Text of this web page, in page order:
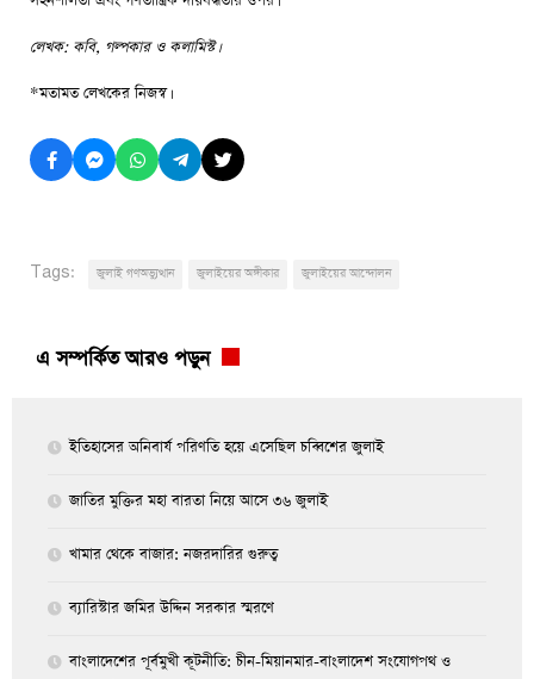
লেখক: কবি, গল্পকার ও কলামিস্ট।
*মতামত লেখকের নিজস্ব।
Tags: জুলাই গণঅভ্যুত্থান জুলাইয়ের অঙ্গীকার জুলাইয়ের আন্দোলন
এ সম্পর্কিত আরও পড়ুন
ইতিহাসের অনিবার্য পরিণতি হয়ে এসেছিল চব্বিশের জুলাই
জাতির মুক্তির মহা বারতা নিয়ে আসে ৩৬ জুলাই
খামার থেকে বাজার: নজরদারির গুরুত্ব
ব্যারিস্টার জমির উদ্দিন সরকার স্মরণে
বাংলাদেশের পূর্বমুখী কূটনীতি: চীন-মিয়ানমার-বাংলাদেশ সংযোগপথ ও